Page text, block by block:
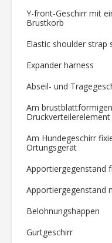
Y-front-Geschirr mit
Brustkorb
Elastic shoulder strap
Expander harness
Abseil- und
Am
Druckverteilerelement
Am Hundegeschirr
Ortungsgerät
Apportiergegenstand
Apportiergegenstand
Belohnungshappen
Gurtgeschirr